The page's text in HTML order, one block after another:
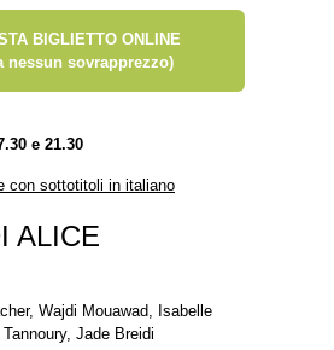
BIGLIETTO ONLINE
nessun sovrapprezzo)
e 21.30
con sottotitoli in italiano
ALICE
Wajdi Mouawad, Isabelle
Jade Breidi